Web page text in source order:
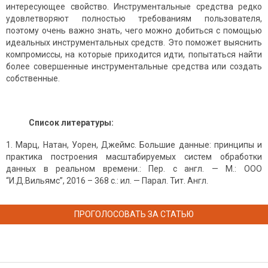
интересующее свойство. Инструментальные средства редко
удовлетворяют полностью требованиям пользователя,
поэтому очень важно знать, чего можно добиться с помощью
идеальных инструментальных средств. Это поможет выяснить
компромиссы, на которые приходится идти, попытаться найти
более совершенные инструментальные средства или создать
собственные.
Список литературы:
Марц, Натан, Уорен, Джеймс. Большие данные: принципы и
практика построения масштабируемых систем обработки
данных в реальном времени.: Пер. с англ. — М.: ООО
“И.Д.Вильямс”, 2016 – 368 с.: ил. — Парал. Тит. Англ.
ПРОГОЛОСОВАТЬ ЗА СТАТЬЮ